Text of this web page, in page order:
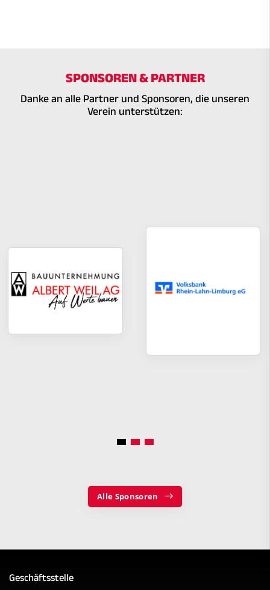
SPONSOREN & PARTNER
Danke an alle Partner und Sponsoren, die unseren
Verein unterstützen:
Alle Sponsoren
Geschäftsstelle